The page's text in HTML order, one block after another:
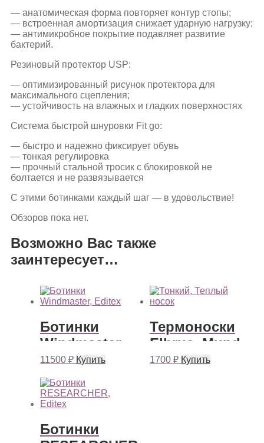
— анатомическая форма повторяет контур стопы;
— встроенная амортизация снижает ударную нагрузку;
— антимикробное покрытие подавляет развитие
бактерий.
Резиновый протектор USP:
— оптимизированный рисунок протектора для
максимального сцепления;
— устойчивость на влажных и гладких поверхностях
Система быстрой шнуровки Fit go:
— быстро и надежно фиксирует обувь
— тонкая регулировка
— прочный стальной тросик с блокировкой не
болтается и не развязывается
С этими ботинками каждый шаг — в удовольствие!
Обзоров пока нет.
Возможно Вас также
заинтересует…
Ботинки
Windmaster,
Editex
11500 ₽ Купить
Термоноски
Elbrus, Mund
1700 ₽ Купить
Ботинки